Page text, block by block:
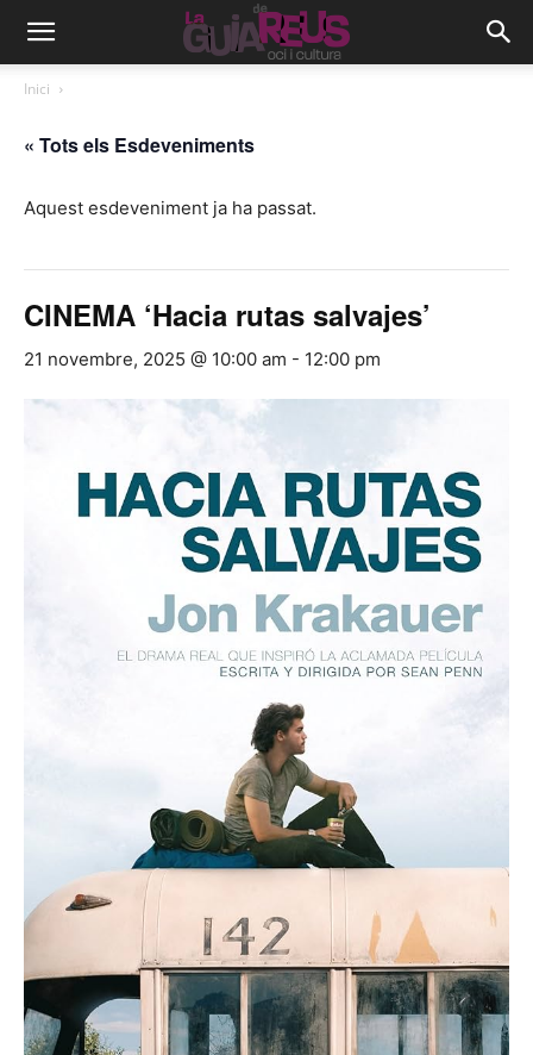
Inici
« Tots els Esdeveniments
Aquest esdeveniment ja ha passat.
CINEMA ‘Hacia rutas salvajes’
21 novembre, 2025 @ 10:00 am - 12:00 pm